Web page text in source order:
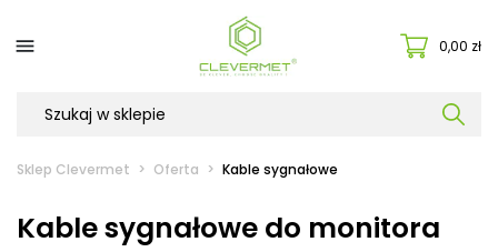
 0,00 zł
Sklep Clevermet Oferta Kable sygnałowe
Kable sygnałowe do monitora